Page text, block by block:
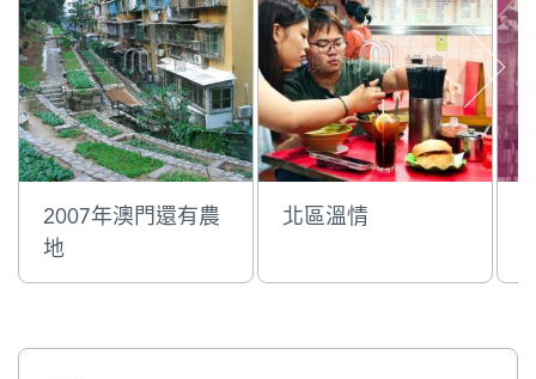
2007年澳門還有農
地
北區溫情